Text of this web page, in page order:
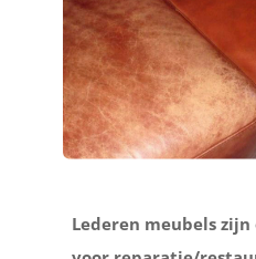
Lederen meubels zijn